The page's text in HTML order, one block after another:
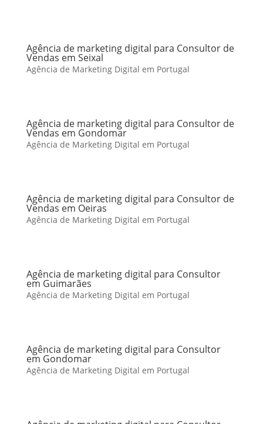
Agência de marketing digital para Consultor de
Vendas em Seixal
Agência de Marketing Digital em Portugal
Agência de marketing digital para Consultor de
Vendas em Gondomar
Agência de Marketing Digital em Portugal
Agência de marketing digital para Consultor de
Vendas em Oeiras
Agência de Marketing Digital em Portugal
Agência de marketing digital para Consultor
em Guimarães
Agência de Marketing Digital em Portugal
Agência de marketing digital para Consultor
em Gondomar
Agência de Marketing Digital em Portugal